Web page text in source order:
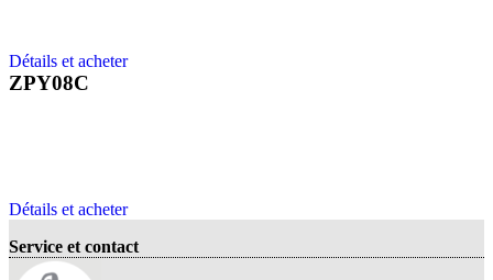
Détails et acheter
ZPY08C
Détails et acheter
Service et contact